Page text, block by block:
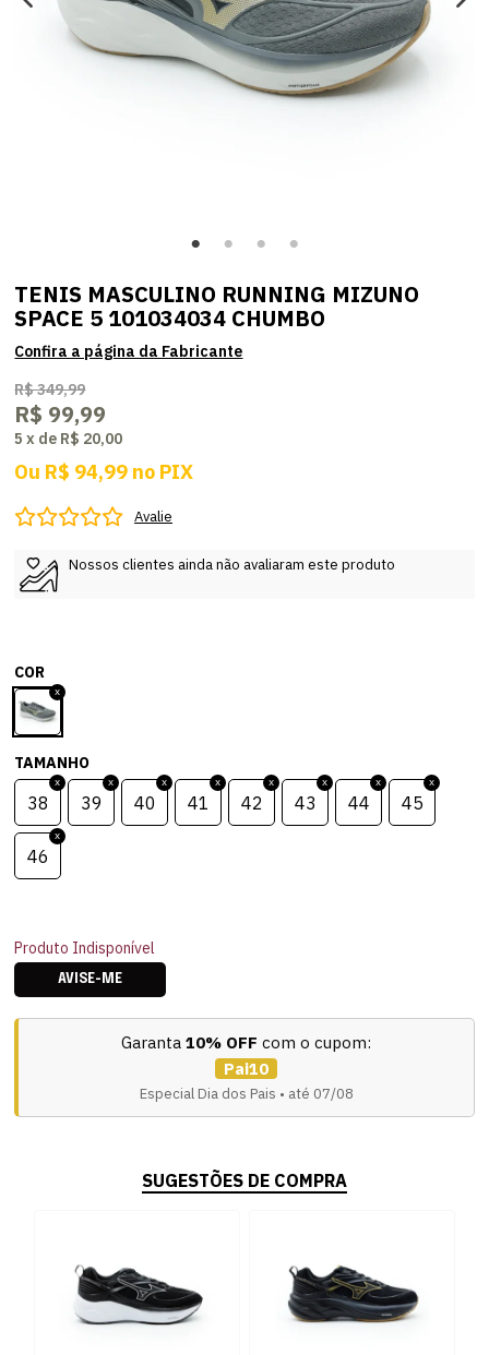
TENIS MASCULINO RUNNING MIZUNO
SPACE 5 101034034 CHUMBO
R$ 349,99
R$ 99,99
5 x de R$ 20,00
Ou R$ 94,99 no PIX
Avalie
Nossos clientes ainda não avaliaram este produto
COR
TAMANHO
38 39 40 41 42 43 44 45
46
Produto Indisponível
AVISE-ME
Garanta 10% OFF com o cupom:
Pai10
Especial Dia dos Pais • até 07/08
SUGESTÕES DE COMPRA